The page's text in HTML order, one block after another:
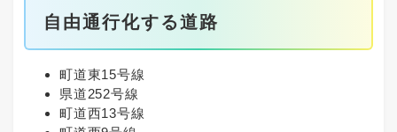
自由通行化する道路
町道東15号線
県道252号線
町道西13号線